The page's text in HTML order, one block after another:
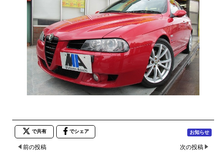
で共有 でシェア お知らせ
前の投稿 次の投稿